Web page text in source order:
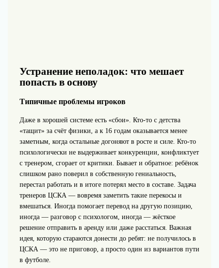
Устранение неполадок: что мешает
попасть в основу
Типичные проблемы игроков
Даже в хорошей системе есть «сбои». Кто‑то с детства
«тащит» за счёт физики, а к 16 годам оказывается менее
заметным, когда остальные догоняют в росте и силе. Кто‑то
психологически не выдерживает конкуренции, конфликтует
с тренером, сгорает от критики. Бывает и обратное: ребёнок
слишком рано поверил в собственную гениальность,
перестал работать и в итоге потерял место в составе. Задача
тренеров ЦСКА — вовремя заметить такие перекосы и
вмешаться. Иногда помогает перевод на другую позицию,
иногда — разговор с психологом, иногда — жёсткое
решение отправить в аренду или даже расстаться. Важная
идея, которую стараются донести до ребят: не получилось в
ЦСКА — это не приговор, а просто один из вариантов пути
в футболе.